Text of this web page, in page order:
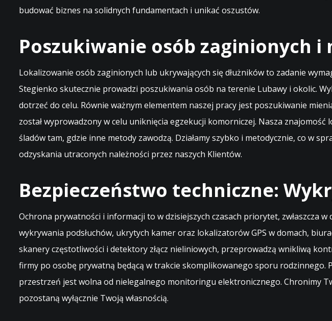
budować biznes na solidnych fundamentach i unikać oszustów.
Poszukiwanie osób zaginionych
Lokalizowanie osób zaginionych lub ukrywających się dłużników to zadanie
Stegienko skutecznie prowadzi poszukiwania osób na terenie Lubawy i okolic.
dotrzeć do celu. Równie ważnym elementem naszej pracy jest poszukiwanie
został wyprowadzony w celu uniknięcia egzekucji komorniczej. Nasza
śladów tam, gdzie inne metody zawodzą. Działamy szybko i metodycznie, co w
odzyskania utraconych należności przez naszych Klientów.
Bezpieczeństwo techniczne:
Ochrona prywatności i informacji to w dzisiejszych czasach priorytet, zwłaszcza
wykrywania podsłuchów, ukrytych kamer oraz lokalizatorów GPS w domach,
skanery częstotliwości i detektory złącz nieliniowych, przeprowadzą wnikliwą
firmy po osobę prywatną będącą w trakcie skomplikowanego sporu rodzinnego.
przestrzeń jest wolna od nielegalnego monitoringu elektronicznego. Chronimy
pozostaną wyłącznie Twoją własnością.